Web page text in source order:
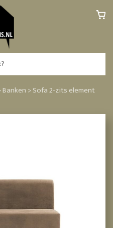
Banken >Sofa 2-zits element